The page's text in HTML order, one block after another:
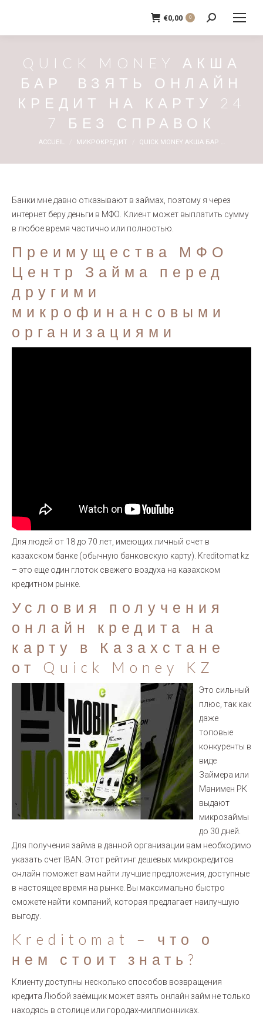
€0,00 0
Recherche
:
QUICK MONEY АКША
БАР ️ ВЗЯТЬ ОНЛАЙН
КРЕДИТ НА КАРТУ 24
7 БЕЗ СПРАВОК
Vous êtes ici :
ACCUEIL МИКРОКРЕДИТ QUICK MONEY АКША БАР ️…
Банки мне давно отказывают в займах, поэтому я через
интернет беру деньги в МФО. Клиент может выплатить сумму
в любое время частично или полностью.
Преимущества МФО
Центр Займа перед
другими
микрофинансовыми
организациями
Для людей от 18 до 70 лет, имеющих личный счет в
казахском банке (обычную банковскую карту). Kreditomat kz
– это еще один глоток свежего воздуха на казахском
кредитном рынке.
Условия получения
онлайн кредита на
карту в Казахстане
от Quick Money KZ
Это сильный
плюс, так как
даже
топовые
конкуренты в
виде
Займера или
Манимен РК
выдают
микрозаймы
до 30 дней.
Для получения займа в данной организации вам необходимо
указать счет IBAN. Этот рейтинг дешевых микрокредитов
онлайн поможет вам найти лучшие предложения, доступные
в настоящее время на рынке. Вы максимально быстро
сможете найти компаний, которая предлагает наилучшую
выгоду.
Kreditomat – что о
нем стоит знать?
Клиенту доступны несколько способов возвращения
кредита Любой заёмщик может взять онлайн займ не только
находясь в столице или городах-миллионниках.